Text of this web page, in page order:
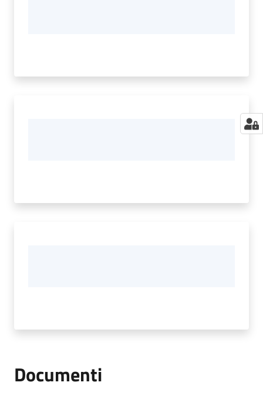
Documenti